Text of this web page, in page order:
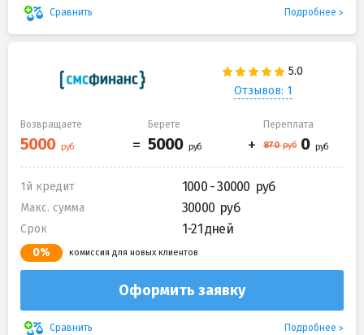
Сравнить Подробнее
Отзывов: 1
Возвращаете Берете Переплата
1й кредит 1000 - 30000
Макс. сумма 30000
Срок 1-21 дней
0% комиссия для новых клиентов
Оформить заявку
Сравнить Подробнее